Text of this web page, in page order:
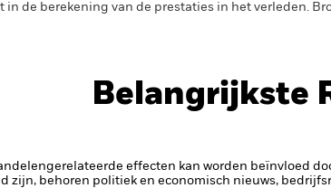
de berekening van de prestaties in het verleden.
Belangrijkste
effecten kan worden beïnvloed
zijn, behoren politiek en economisch nieuws,